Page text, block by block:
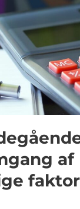
af